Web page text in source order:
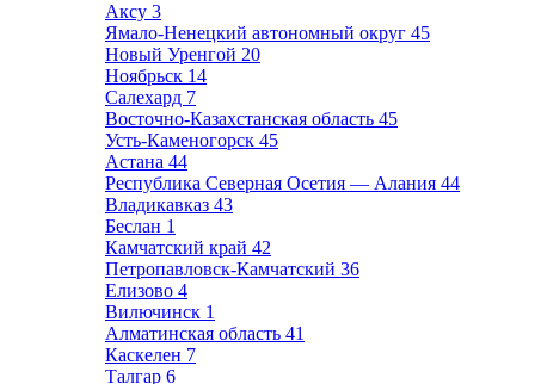
Аксу 3
Ямало-Ненецкий автономный округ 45
Новый Уренгой 20
Ноябрьск 14
Салехард 7
Восточно-Казахстанская область 45
Усть-Каменогорск 45
Астана 44
Республика Северная Осетия — Алания 44
Владикавказ 43
Беслан 1
Камчатский край 42
Петропавловск-Камчатский 36
Елизово 4
Вилючинск 1
Алматинская область 41
Каскелен 7
Талгар 6